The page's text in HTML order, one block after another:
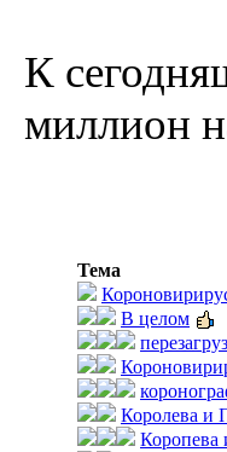
К
миллион
Тема
В целом
Королева и
Коропева